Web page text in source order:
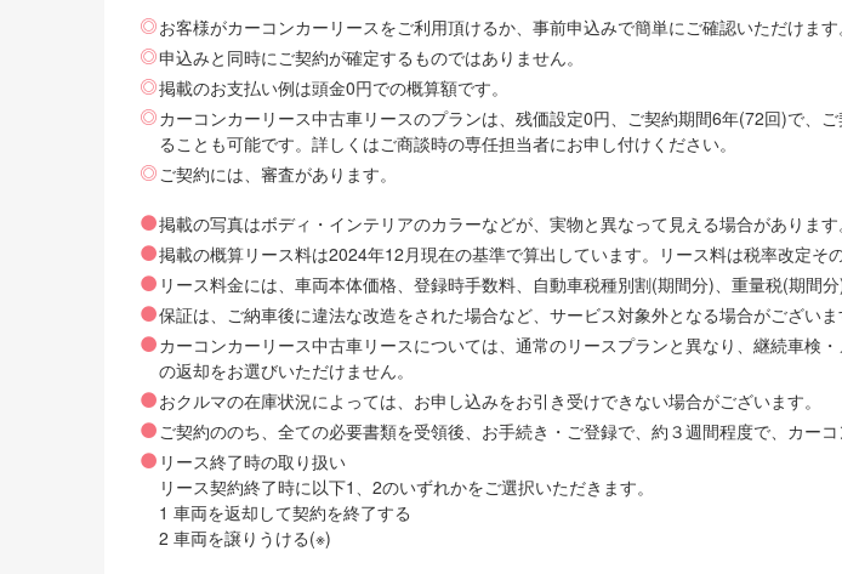
お客様がカーコンカーリースをご利用頂けるか、事前申込みで簡単にご確認いただけます。
申込みと同時にご契約が確定するものではありません。
掲載のお支払い例は頭金0円での概算額です。
カーコンカーリース中古車リースのプランは、残価設定0円、ご契約期間6年(72回)で、
ることも可能です。詳しくはご商談時の専任担当者にお申し付けください。
ご契約には、審査があります。
掲載の写真はボディ・インテリアのカラーなどが、実物と異なって見える場合があります。
掲載の概算リース料は2024年12月現在の基準で算出しています。リース料は税率改定そ
リース料金には、車両本体価格、登録時手数料、自動車税種別割(期間分)、重量税(期間
保証は、ご納車後に違法な改造をされた場合など、サービス対象外となる場合がございま
カーコンカーリース中古車リースについては、通常のリースプランと異なり、継続車
の返却をお選びいただけません。
おクルマの在庫状況によっては、お申し込みをお引き受けできない場合がございます。
ご契約ののち、全ての必要書類を受領後、お手続き・ご登録で、約３週間程度で、カー
リース終了時の取り扱い
リース契約終了時に以下1、2のいずれかをご選択いただきます。
1 車両を返却して契約を終了する
2 車両を譲りうける(※)